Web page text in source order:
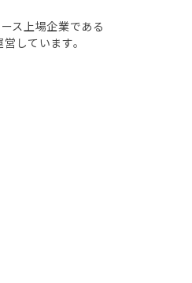
ス上場企業である
しています。